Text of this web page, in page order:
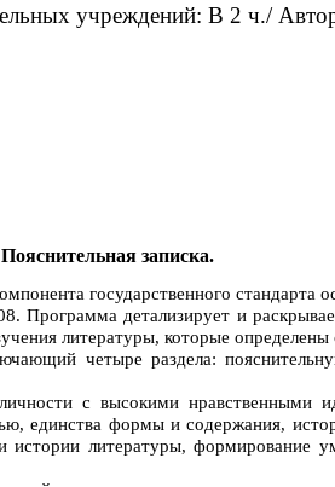
учреждений: В 2 ч./
Пояснительная записка.
государственного
детализирует и
литературы, которые определены
четыре раздела:
с высокими нравственными
единства формы и содержания,
литературы, формирование